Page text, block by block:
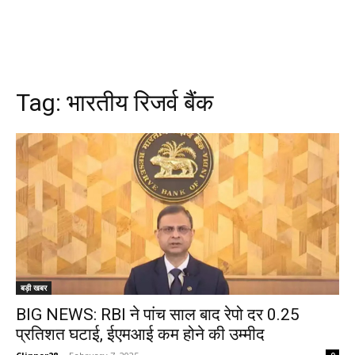
Tag: भारतीय रिजर्व बैंक
बड़ी खबर
BIG NEWS: RBI ने पांच साल बाद रेपो दर 0.25
प्रतिशत घटाई, ईएमआई कम होने की उम्मीद